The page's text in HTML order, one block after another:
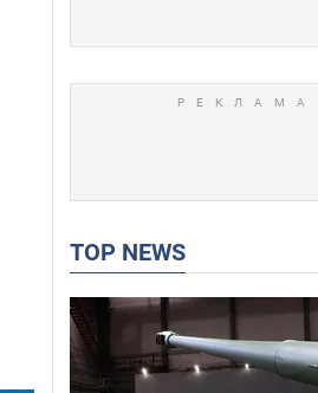
TOP NEWS